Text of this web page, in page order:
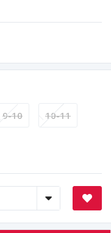
9-10 10-11